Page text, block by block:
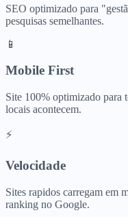
SEO optimizado para "
pesquisas semelhantes.
📱
Mobile First
Site 100% optimizado para
locais acontecem.
⚡
Velocidade
Sites rapidos carregam em
ranking no Google.